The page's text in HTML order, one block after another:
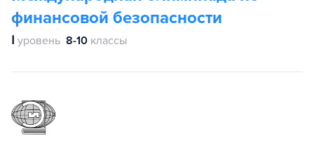
финансовой безопасности
Ⅰ уровень 8-10 классы